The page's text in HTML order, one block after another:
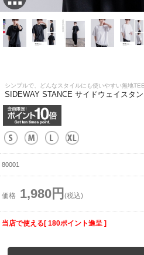
シンプルで、どんなスタイルにも使いやすい無地TEE
SIDEWAY STANCE サイドウェイスタ
80001
価格 1,980円 (税込)
当店で使える[ 180ポイント進呈 ]